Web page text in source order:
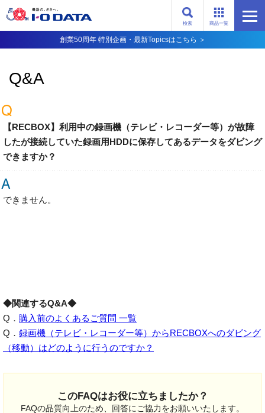
商品一覧
検索
創業50周年 特別企画・最新Topicsはこちら ＞
Q&A
【RECBOX】利用中の録画機（テレビ・レコーダー等）が故障
したが接続していた録画用HDDに保存してあるデータをダビング
できますか？
できません。
◆関連するQ&A◆
Q． 購入前のよくあるご質問 一覧
Q． 録画機（テレビ・レコーダー等）からRECBOXへのダビング
（移動）はどのように行うのですか？
このFAQはお役に立ちましたか？
FAQの品質向上のため、回答にご協力をお願いいたします。